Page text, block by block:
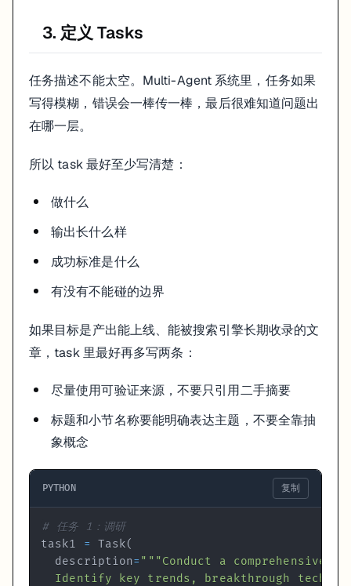
不得补充未经验证的新事实
如果是面向 Google 搜索的内容，我还会再加一条：正文里尽量保留可
7. 把这个 demo 再做深一点
如果你觉得这个双角色版本已经跑顺了，可以继续往下加，但建议按顺
给 writer 增加“引用来源”要求
再加一个 reviewer，专门查事实和结构问题
最后再考虑 manager 统一调度
这个顺序很重要。很多团队一开始就上 manager、reviewer、editor、
而且角色一多，内容风格会越来越像“流程产物”。如果你想让页面读
小结
Multi-Agent 做得好的前提，不是角色数量多，而是分工清楚。
Researcher 负责把事实找准
交接格式负责防止信息变形
这三件事做好了，两个 Agent 往往已经能超过一个“什么都想干”的通用
3. 定义 Tasks
任务描述不能太空。Multi-Agent 系统里，任务如果
写得模糊，错误会一棒传一棒，最后很难知道问题出
在哪一层。
所以 task 最好至少写清楚：
做什么
输出长什么样
成功标准是什么
有没有不能碰的边界
如果目标是产出能上线、能被搜索引擎长期收录的文
章，task 里最好再多写两条：
尽量使用可验证来源，不要只引用二手摘要
标题和小节名称要能明确表达主题，不要全靠抽
象概念
PYTHON 复制
# 任务 1：调研
task1 = Task(
  description
=
Identify key trends, breakthrough